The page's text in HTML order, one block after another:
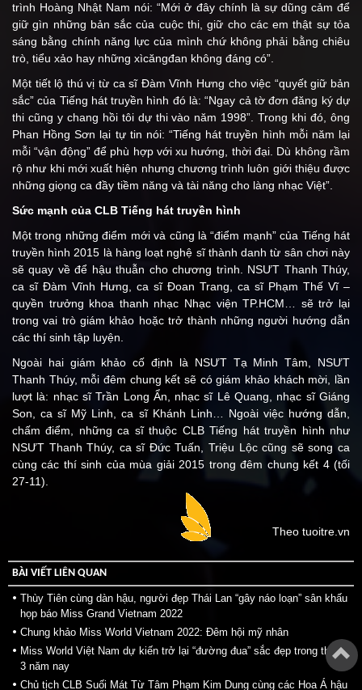
trình Hoàng Nhật Nam nói: “Mới ở đây chính là sự dũng cảm để
giữ gìn những bản sắc của cuộc thi, giữ cho các em thật sự tỏa
sáng bằng chính năng lực của mình chứ không phải bằng chiêu
trò, tiểu xảo hay những xìcăngđan không đáng có”.
Một tiết lộ thú vị từ ca sĩ Đàm Vĩnh Hưng cho việc “quyết giữ bản
sắc” của Tiếng hát truyền hình đó là: “Ngay cả tờ đơn đăng ký dự
thi cũng y chang hồi tôi dự thi vào năm 1998”. Trong khi đó, ông
Phan Hồng Sơn lại tự tin nói: “Tiếng hát truyền hình mỗi năm lại
mỗi “vận động” để phù hợp với xu hướng, thời đại. Dù không rầm
rộ như khi mới xuất hiện nhưng chương trình luôn giới thiệu được
những giọng ca đầy tiềm năng và tài năng cho làng nhạc Việt”.
Sức mạnh của CLB Tiếng hát truyền hình
Một trong những điểm mới và cũng là “điểm mạnh” của Tiếng hát
truyền hình 2015 là hàng loạt nghệ sĩ thành danh từ sân chơi này
sẽ quay về để hậu thuẫn cho chương trình. NSƯT Thanh Thúy,
ca sĩ Đàm Vĩnh Hưng, ca sĩ Đoan Trang, ca sĩ Phạm Thế Vĩ –
quyền trưởng khoa thanh nhạc Nhạc viện TP.HCM… sẽ trở lại
trong vai trò giám khảo hoặc trở thành những người hướng dẫn
các thí sinh tập luyện.
Ngoài hai giám khảo cố định là NSƯT Tạ Minh Tâm, NSƯT
Thanh Thúy, mỗi đêm chung kết sẽ có giám khảo khách mời, lần
lượt là: nhạc sĩ Trần Long Ẩn, nhạc sĩ Lê Quang, nhạc sĩ Giáng
Son, ca sĩ Mỹ Linh, ca sĩ Khánh Linh… Ngoài việc hướng dẫn,
chấm điểm, những ca sĩ thuộc CLB Tiếng hát truyền hình như
NSƯT Thanh Thúy, ca sĩ Đức Tuấn, Triệu Lộc cũng sẽ song ca
cùng các thí sinh của mùa giải 2015 trong đêm chung kết 4 (tối
27-11).
Theo tuoitre.vn
BÀI VIẾT LIÊN QUAN
Thùy Tiên cùng dàn hậu, người đẹp Thái Lan “gây náo loạn” sân khấu
họp báo Miss Grand Vietnam 2022
Chung khảo Miss World Vietnam 2022: Đêm hội mỹ nhân
Miss World Việt Nam dự kiến trở lại “đường đua” sắc đẹp trong tháng
3 năm nay
Chủ tịch CLB Suối Mát Từ Tâm Phạm Kim Dung cùng các Hoa Á hậu